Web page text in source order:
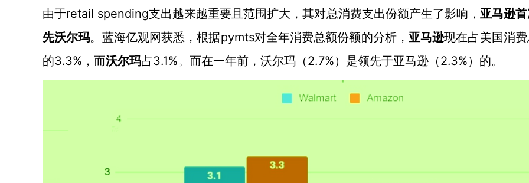
由于retail spending支出越来越重要且范围扩大，其对总消费支出份额产生了影响， 亚马逊
先沃尔玛。蓝海亿观网获悉，根据pymts对全年消费总额份额的分析， 亚马逊现在占美国消
的3.3%，而沃尔玛占3.1%。而在一年前，沃尔玛（2.7%）是领先于亚马逊（2.3%）的。